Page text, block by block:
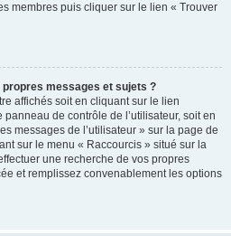
membres puis cliquer sur le lien « Trouver
messages et sujets ?
affichés soit en cliquant sur le lien
de contrôle de l’utilisateur, soit en
messages de l’utilisateur » sur la page de
sur le menu « Raccourcis » situé sur la
une recherche de vos propres
et remplissez convenablement les options